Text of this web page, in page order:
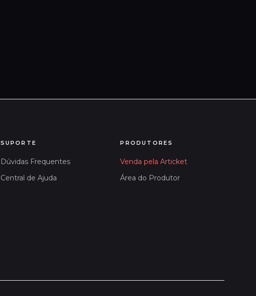
SUPORTE
Dúvidas Frequentes
Central de Ajuda
PRODUTORES
Venda pela Articket
Área do Produtor